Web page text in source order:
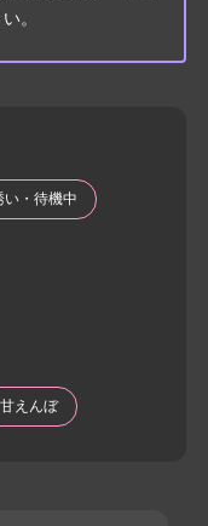
。
い・待機中
甘えんぼ